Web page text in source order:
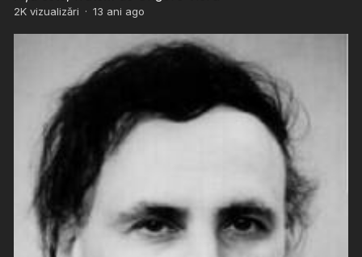
2Kvizualizări · 13 ani ago